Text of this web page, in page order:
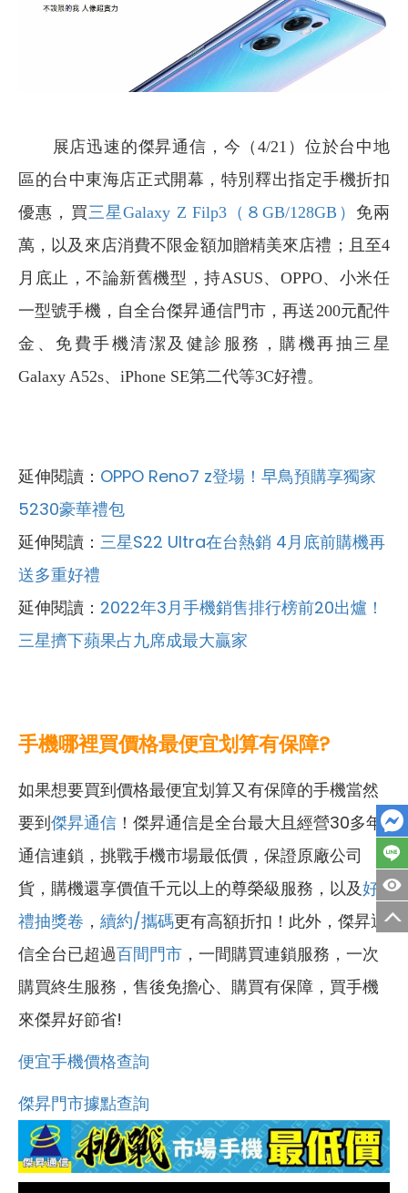
展店迅速的傑昇通信，今（4/21）位於台中地
區的台中東海店正式開幕，特別釋出指定手機折扣
優惠，買三星Galaxy Z Filp3（８GB/128GB） 免兩
萬，以及來店消費不限金額加贈精美來店禮；且至4
月底止，不論新舊機型，持ASUS、OPPO、小米任
一型號手機，自全台傑昇通信門市，再送200元配件
金、免費手機清潔及健診服務，購機再抽三星
Galaxy A52s、iPhone SE第二代等3C好禮。
延伸閱讀： OPPO Reno7 z登場！早鳥預購享獨家
5230豪華禮包
延伸閱讀： 三星S22 Ultra在台熱銷 4月底前購機再
送多重好禮
延伸閱讀： 2022年3月手機銷售排行榜前20出爐！
三星擠下蘋果占九席成最大贏家
手機哪裡買價格最便宜划算有保障?
如果想要買到價格最便宜划算又有保障的手機當然
要到傑昇通信 ！傑昇通信是全台最大且經營30多年
通信連鎖，挑戰手機市場最低價，保證原廠公司
貨，購機還享價值千元以上的尊榮級服務，以及好
禮抽獎卷 ， 續約/攜碼更有高額折扣！此外，傑昇通
信全台已超過百間門市 ，一間購買連鎖服務，一次
購買終生服務，售後免擔心、購買有保障，買手機
來傑昇好節省!
便宜手機價格查詢
傑昇門市據點查詢